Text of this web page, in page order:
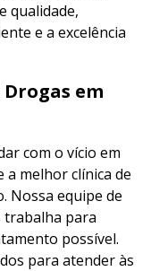
qualidade,
e a excelência
em
com o vício em
a melhor clínica de
Nossa equipe de
trabalha para
possível.
para atender às